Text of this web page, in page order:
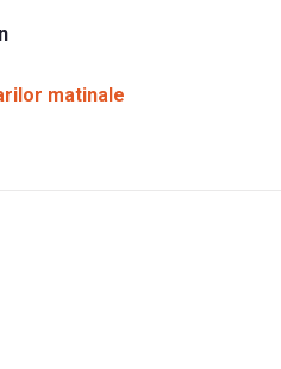
matinale